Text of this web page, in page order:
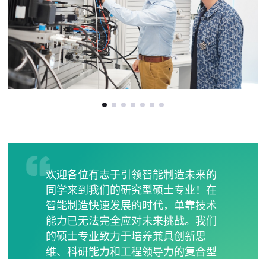
欢迎各位有志于引领智能制造未来的
同学来到我们的研究型硕士专业！在
智能制造快速发展的时代，单靠技术
能力已无法完全应对未来挑战。我们
的硕士专业致力于培养兼具创新思
维、科研能力和工程领导力的复合型